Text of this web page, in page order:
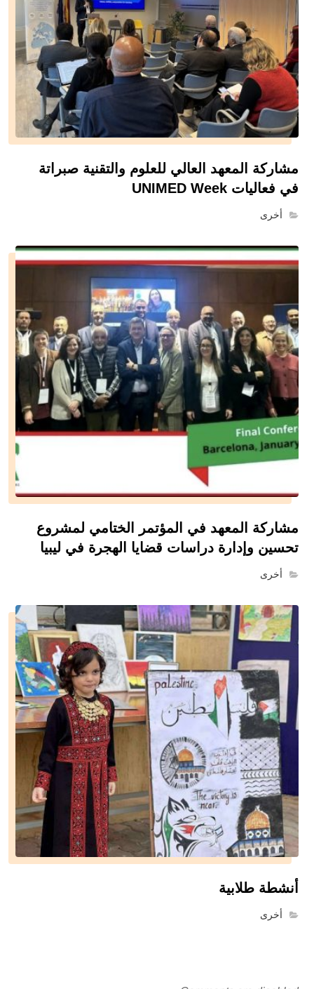
مشاركة المعهد العالي للعلوم والتقنية صبراتة
في فعاليات UNIMED Week
أخرى
مشاركة المعهد في المؤتمر الختامي لمشروع
تحسين وإدارة دراسات قضايا الهجرة في ليبيا
أخرى
أنشطة طلابية
أخرى